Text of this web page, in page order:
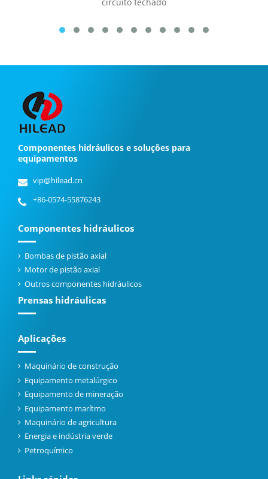
Componentes hidráulicos e soluções para
equipamentos
vip@hilead.cn
+86-0574-55876243
Componentes hidráulicos
Bombas de pistão axial
Motor de pistão axial
Outros componentes hidráulicos
Prensas hidráulicas
Aplicações
Maquinário de construção
Equipamento metalúrgico
Equipamento de mineração
Equipamento marítmo
Maquinário de agricultura
Energia e indústria verde
Petroquímico